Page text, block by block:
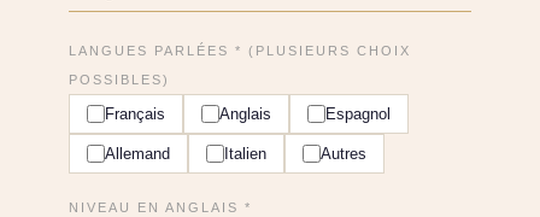
LANGUES PARLÉES * (PLUSIEURS CHOIX
POSSIBLES)
Français Anglais Espagnol
Allemand Italien Autres
NIVEAU EN ANGLAIS *